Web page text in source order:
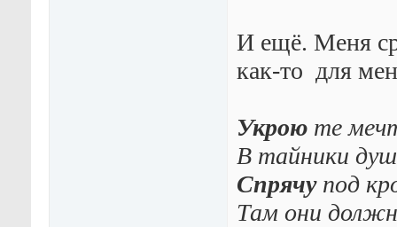
И ещё. Меня
как-то для
Укрою те
В тайники
Спрячу под
Там они